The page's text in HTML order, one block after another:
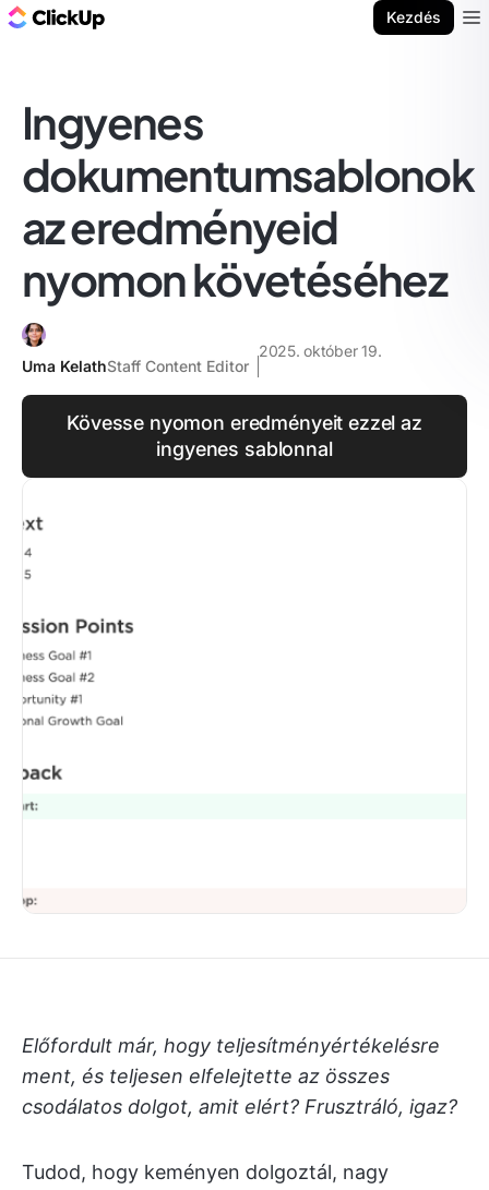
Kezdés
Ingyenes
dokumentumsablonok
az eredményeid
nyomon követéséhez
Uma KelathStaff Content Editor
2025. október 19.
Kövesse nyomon eredményeit ezzel az
ingyenes sablonnal
Előfordult már, hogy teljesítményértékelésre
ment, és teljesen elfelejtette az összes
csodálatos dolgot, amit elért? Frusztráló, igaz?
Tudod, hogy keményen dolgoztál, nagy